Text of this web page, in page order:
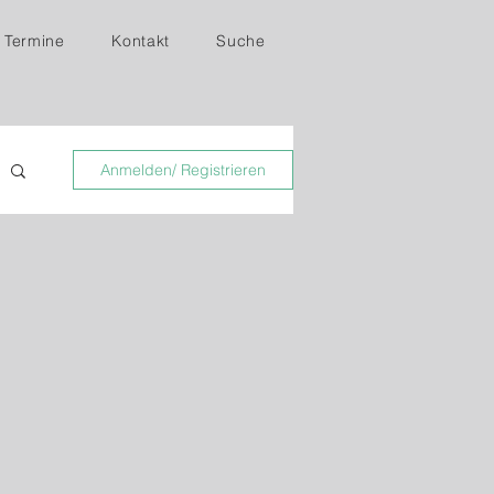
Termine Kontakt Suche
Anmelden/ Registrieren